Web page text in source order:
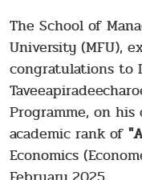
The School of
University (MFU),
congratulations to
Programme, on
academic rank of
Economics